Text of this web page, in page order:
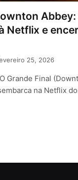
Netflix e
25, 2026
Grande Final
na Netflix